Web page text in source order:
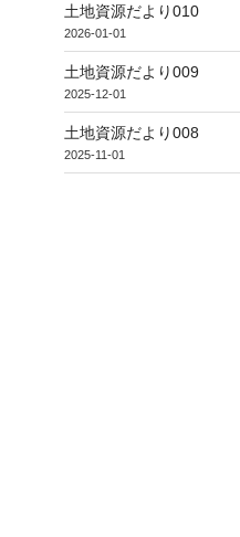
土地資源だより010
2026-01-01
土地資源だより009
2025-12-01
土地資源だより008
2025-11-01